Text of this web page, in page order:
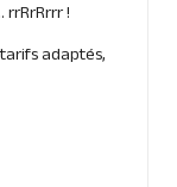
rrRrRrrr !
adaptés,